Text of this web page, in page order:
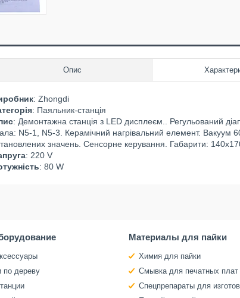
Опис
: Zhongdi
: Паяльник-станція
: Демонтажна станція з LED дисплеєм.. Регульований
N5-1, N5-3. Керамічний нагрівальний елемент. Вакуум
значень. Сенсорне керування. Габарити:
: 220 V
: 80 W
по дереву
Материалы для пайки
Химия для пайки
Смывка для печатных плат
Спецпрепараты для